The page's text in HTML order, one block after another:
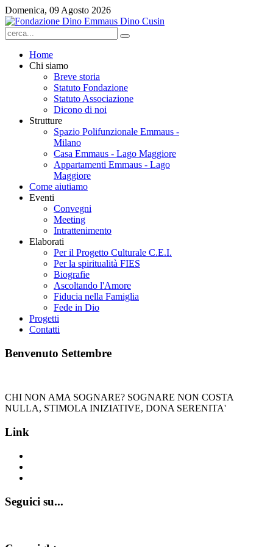
Domenica, 09 Agosto 2026
Home
Chi siamo
Breve storia
Statuto Fondazione
Statuto Associazione
Dicono di noi
Strutture
Spazio Polifunzionale Emmaus -
Milano
Casa Emmaus - Lago Maggiore
Appartamenti Emmaus - Lago
Maggiore
Come aiutiamo
Eventi
Convegni
Meeting
Intrattenimento
Elaborati
Per il Progetto Culturale C.E.I.
Per la spiritualità FIES
Biografie
Ascoltando l'Amore
Fiducia nella Famiglia
Fede in Dio
Progetti
Contatti
Benvenuto Settembre
CHI NON AMA SOGNARE? SOGNARE NON COSTA
NULLA, STIMOLA INIZIATIVE, DONA SERENITA'
Link
Seguici su...